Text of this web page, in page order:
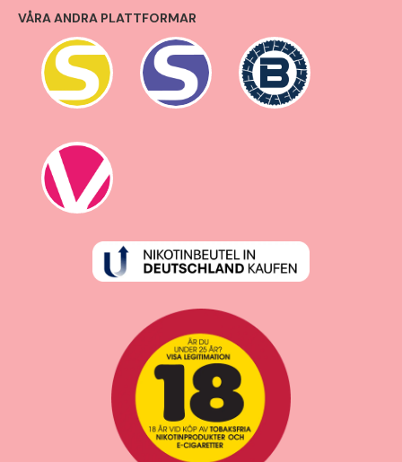
VÅRA ANDRA PLATTFORMAR